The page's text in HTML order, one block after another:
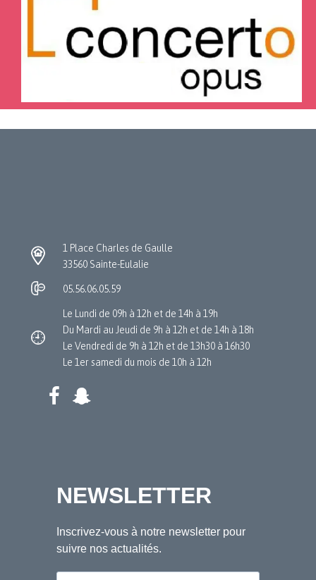
1 Place Charles de Gaulle
33560 Sainte-Eulalie
05.56.06.05.59
Le Lundi de 09h à 12h et de 14h à 19h
Du Mardi au Jeudi de 9h à 12h et de 14h à 18h
Le Vendredi de 9h à 12h et de 13h30 à 16h30
Le 1er samedi du mois de 10h à 12h